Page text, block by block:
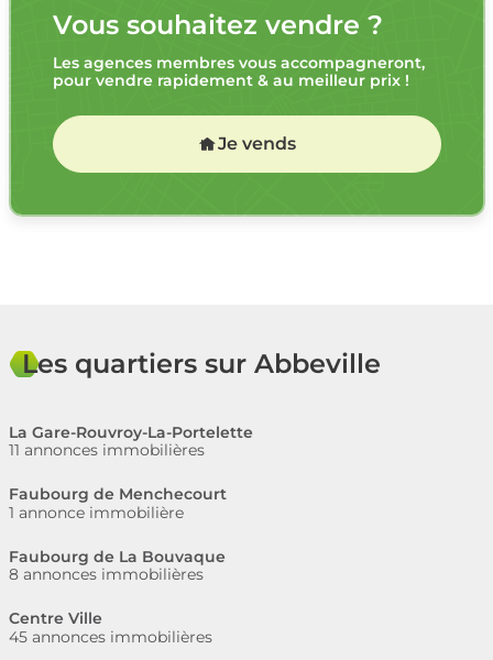
Vous souhaitez vendre ?
Les agences membres vous accompagneront,
pour vendre rapidement & au meilleur prix !
Je vends
Les quartiers sur Abbeville
La Gare-Rouvroy-La-Portelette
11 annonces immobilières
Faubourg de Menchecourt
1 annonce immobilière
Faubourg de La Bouvaque
8 annonces immobilières
Centre Ville
45 annonces immobilières